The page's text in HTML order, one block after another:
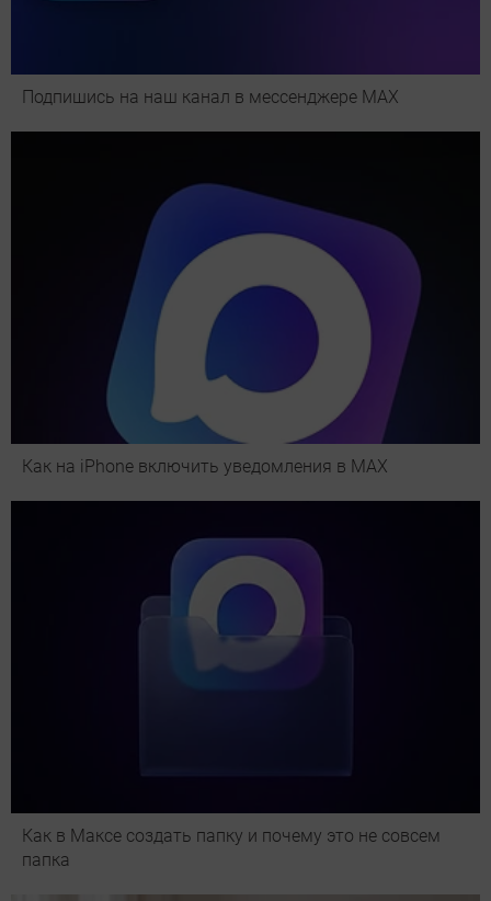
Подпишись на наш канал в мессенджере МАХ
Как на iPhone включить уведомления в MAX
Как в Максе создать папку и почему это не совсем
папка